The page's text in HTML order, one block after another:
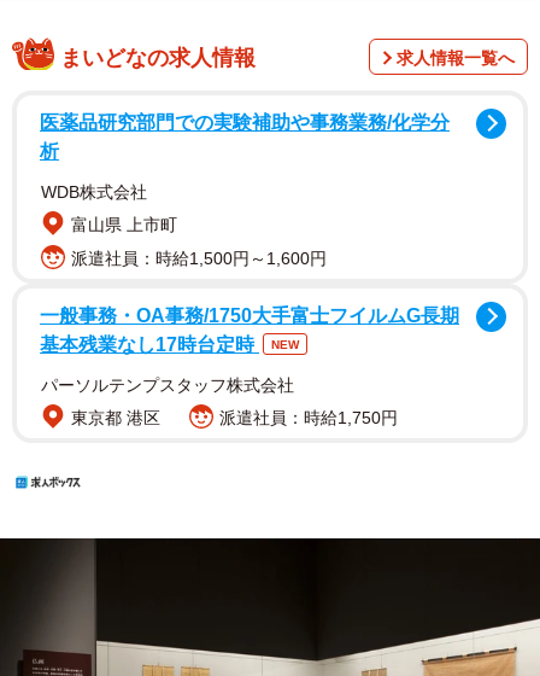
まいどなの求人情報 求人情報一覧へ
医薬品研究部門での実験補助や事務業務/化学分
析
WDB株式会社
富山県 上市町
派遣社員：時給1,500円～1,600円
一般事務・OA事務/1750大手富士フイルムG長期
基本残業なし17時台定時
NEW
パーソルテンプスタッフ株式会社
東京都 港区
派遣社員：時給1,750円